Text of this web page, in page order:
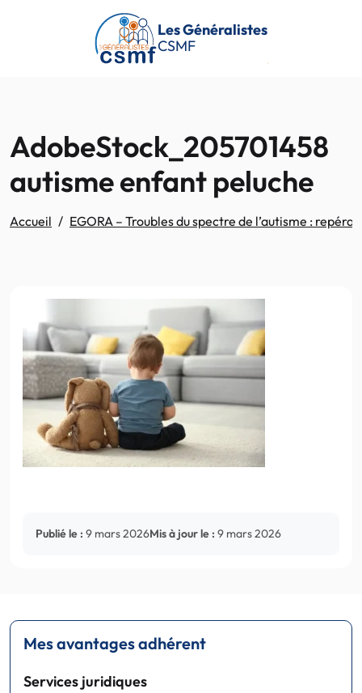
Passer au contenu principal
Les Généralistes
CSMF
AdobeStock_205701458
autisme enfant peluche
Accueil EGORA – Troubles du spectre de l’autisme :
Publié le : 9 mars 2026Mis à jour le : 9 mars 2026
Mes avantages adhérent
Services juridiques